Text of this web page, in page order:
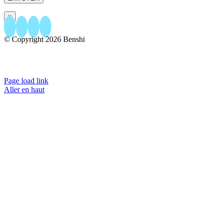
×
© Copyright2026 Benshi
Page load link
Aller en haut